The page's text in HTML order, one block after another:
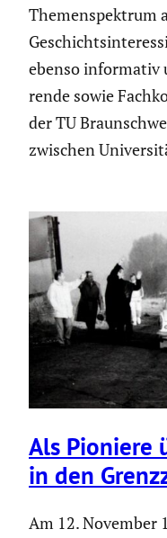
Themen­spek­trum
ebenso
rende sowie
der TU
zwischen
Als Pioniere
in den
Am 12. November